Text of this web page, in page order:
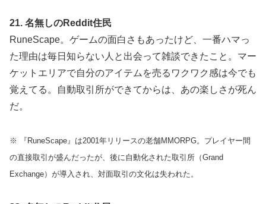
21. 名無しのReddit住民
RuneScape。ゲームの面白さもあったけど、一番ハマっ
た理由は毎日知らない人と出会って雑談できたこと。マー
ケットエリアで自分のアイテムを売るワクワク感は今でも
覚えてる。自動取引所ができてからは、あの楽しさが死ん
だ。
※ 『RuneScape』は2001年リリースの老舗MMORPG。プレイヤー間
の直接取引が盛んだったが、後に自動化された取引所（Grand
Exchange）が導入され、対面取引の文化は失われた。